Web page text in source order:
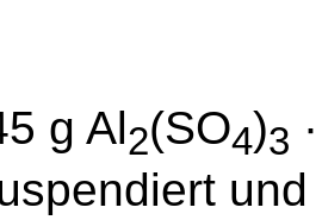
g Al2(SO4)3